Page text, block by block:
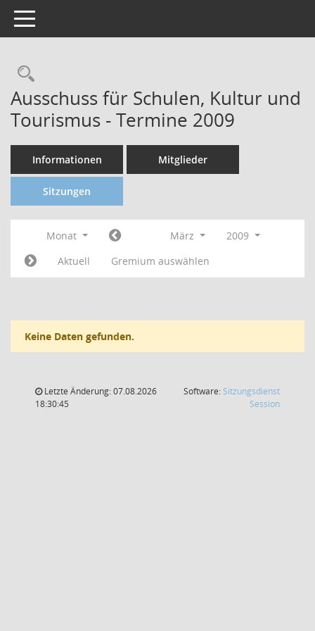
Toggle navigation
Ausschuss für Schulen, Kultur und
Tourismus - Termine 2009
Informationen Mitglieder
Sitzungen
Monat März
2009
Aktuell
Gremium auswählen
Keine Daten gefunden.
Letzte Änderung: 07.08.2026
18:30:45
Software: Sitzungsdienst
Session(Wird in